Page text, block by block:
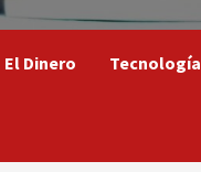
El Dinero Tecnología